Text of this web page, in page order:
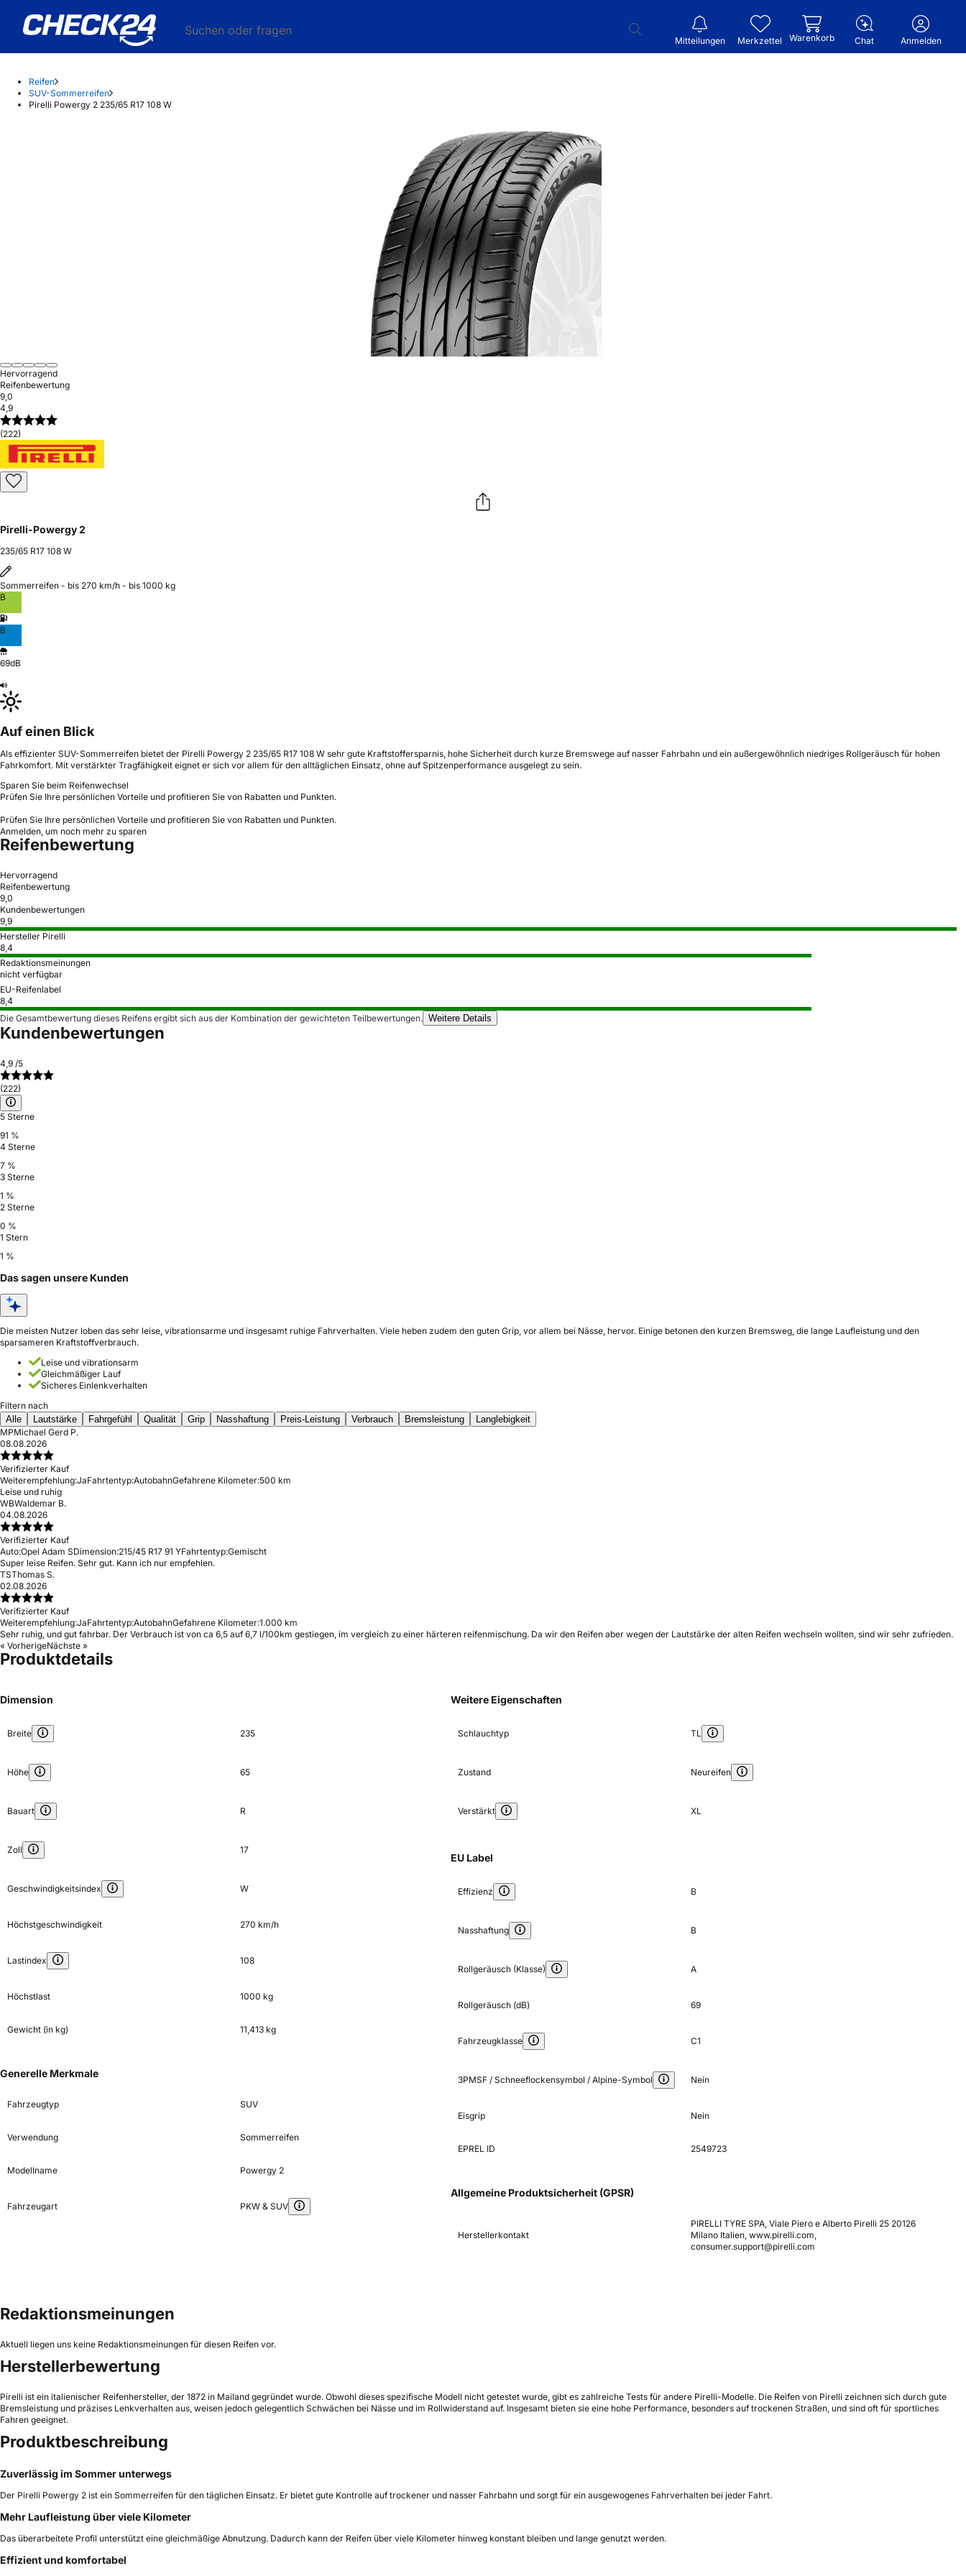
Suchen oder fragen
Mitteilungen Merkzettel Warenkorb Chat Anmelden
Reifen
SUV-Sommerreifen
Pirelli Powergy 2 235/65 R17 108 W
Hervorragend
Reifenbewertung
9,0
4,9
(222)
Pirelli-Powergy 2
235/65 R17 108 W
Sommerreifen - bis 270 km/h - bis 1000 kg
B
B
69dB
Auf einen Blick
Als effizienter SUV-Sommerreifen bietet der Pirelli Powergy 2 235/65 R17 108 W sehr gute Kraftstoffersparnis, hohe Sicherheit durch kurze Bremswege auf nasser Fahrbahn und ein außergewöhnlich niedriges Rollgeräusch für hohen
Fahrkomfort. Mit verstärkter Tragfähigkeit eignet er sich vor allem für den alltäglichen Einsatz, ohne auf Spitzenperformance ausgelegt zu sein.
Sparen Sie beim Reifenwechsel
Prüfen Sie Ihre persönlichen Vorteile und profitieren Sie von Rabatten und Punkten.
Prüfen Sie Ihre persönlichen Vorteile und profitieren Sie von Rabatten und Punkten.
Anmelden, um noch mehr zu sparen
Reifenbewertung
Hervorragend
Reifenbewertung
9,0
Kundenbewertungen
9,9
Hersteller Pirelli
8,4
Redaktionsmeinungen
nicht verfügbar
EU-Reifenlabel
8,4
Die Gesamtbewertung dieses Reifens ergibt sich aus der Kombination der gewichteten Teilbewertungen. Weitere Details
Kundenbewertungen
4,9 /5
(222)
5 Sterne
91 %
4 Sterne
7 %
3 Sterne
1 %
2 Sterne
0 %
1 Stern
1 %
Das sagen unsere Kunden
Die meisten Nutzer loben das sehr leise, vibrationsarme und insgesamt ruhige Fahrverhalten. Viele heben zudem den guten Grip, vor allem bei Nässe, hervor. Einige betonen den kurzen Bremsweg, die lange Laufleistung und den
sparsameren Kraftstoffverbrauch.
Leise und vibrationsarm
Gleichmäßiger Lauf
Sicheres Einlenkverhalten
Filtern nach
Alle
Lautstärke Fahrgefühl Qualität Grip Nasshaftung Preis-Leistung Verbrauch Bremsleistung
Langlebigkeit
MPMichael Gerd P.
08.08.2026
Verifizierter Kauf
Weiterempfehlung:JaFahrtentyp:AutobahnGefahrene Kilometer:500 km
Leise und ruhig
WBWaldemar B.
04.08.2026
Verifizierter Kauf
Auto:Opel Adam SDimension:215/45 R17 91 YFahrtentyp:Gemischt
Super leise Reifen. Sehr gut. Kann ich nur empfehlen.
TSThomas S.
02.08.2026
Verifizierter Kauf
Weiterempfehlung:JaFahrtentyp:AutobahnGefahrene Kilometer:1.000 km
Sehr ruhig, und gut fahrbar. Der Verbrauch ist von ca 6,5 auf 6,7 l/100km gestiegen, im vergleich zu einer härteren reifenmischung. Da wir den Reifen aber wegen der Lautstärke der alten Reifen wechseln wollten, sind wir sehr zufrieden.
« VorherigeNächste »
Produktdetails
Dimension
Breite 235
Höhe 65
Bauart R
Zoll 17
Geschwindigkeitsindex W
Höchstgeschwindigkeit 270 km/h
Lastindex 108
Höchstlast 1000 kg
Gewicht (in kg) 11,413 kg
Generelle Merkmale
Fahrzeugtyp SUV
Verwendung Sommerreifen
Modellname Powergy 2
Fahrzeugart PKW & SUV
Weitere Eigenschaften
Schlauchtyp TL
Zustand Neureifen
Verstärkt XL
EU Label
Effizienz B
Nasshaftung B
Rollgeräusch (Klasse) A
Rollgeräusch (dB) 69
Fahrzeugklasse C1
3PMSF / Schneeflockensymbol / Alpine-Symbol Nein
Eisgrip Nein
EPREL ID 2549723
Allgemeine Produktsicherheit (GPSR)
Herstellerkontakt
PIRELLI TYRE SPA, Viale Piero e Alberto Pirelli 25 20126
Milano Italien, www.pirelli.com,
consumer.support@pirelli.com
Redaktionsmeinungen
Aktuell liegen uns keine Redaktionsmeinungen für diesen Reifen vor.
Herstellerbewertung
Pirelli ist ein italienischer Reifenhersteller, der 1872 in Mailand gegründet wurde. Obwohl dieses spezifische Modell nicht getestet wurde, gibt es zahlreiche Tests für andere Pirelli-Modelle. Die Reifen von Pirelli zeichnen sich durch gute
Bremsleistung und präzises Lenkverhalten aus, weisen jedoch gelegentlich Schwächen bei Nässe und im Rollwiderstand auf. Insgesamt bieten sie eine hohe Performance, besonders auf trockenen Straßen, und sind oft für sportliches
Fahren geeignet.
Produktbeschreibung
Zuverlässig im Sommer unterwegs
Der Pirelli Powergy 2 ist ein Sommerreifen für den täglichen Einsatz. Er bietet gute Kontrolle auf trockener und nasser Fahrbahn und sorgt für ein ausgewogenes Fahrverhalten bei jeder Fahrt.
Mehr Laufleistung über viele Kilometer
Das überarbeitete Profil unterstützt eine gleichmäßige Abnutzung. Dadurch kann der Reifen über viele Kilometer hinweg konstant bleiben und lange genutzt werden.
Effizient und komfortabel